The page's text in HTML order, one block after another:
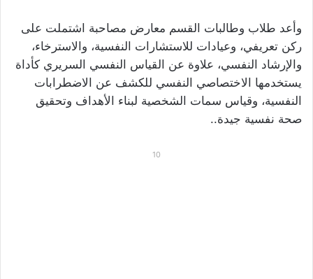
وأعد طلاب وطالبات القسم معارض مصاحبة اشتملت على
ركن تعريفي، وعيادات للاستشارات النفسية، والاسترخاء،
والإرشاد النفسي، علاوة عن القياس النفسي السريري كأداة
يستخدمها الاختصاصي النفسي للكشف عن الاضطرابات
النفسية، وقياس سمات الشخصية لبناء الأهداف وتحقيق
صحة نفسية جيدة..
10